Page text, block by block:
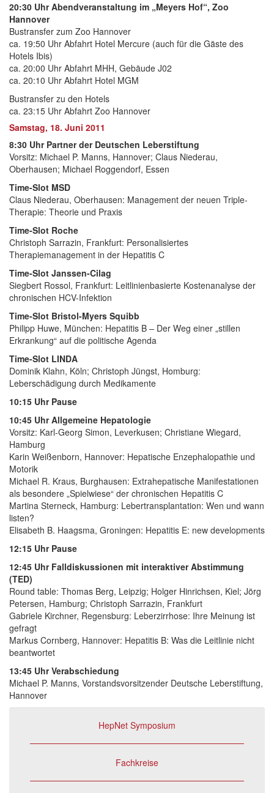
20:30 Uhr Abendveranstaltung im „Meyers Hof“, Zoo
Hannover
Bustransfer zum Zoo Hannover
ca. 19:50 Uhr Abfahrt Hotel Mercure (auch für die Gäste des
Hotels Ibis)
ca. 20:00 Uhr Abfahrt MHH, Gebäude J02
ca. 20:10 Uhr Abfahrt Hotel MGM
Bustransfer zu den Hotels
ca. 23:15 Uhr Abfahrt Zoo Hannover
Samstag, 18. Juni 2011
8:30 Uhr Partner der Deutschen Leberstiftung
Vorsitz: Michael P. Manns, Hannover; Claus Niederau,
Oberhausen; Michael Roggendorf, Essen
Time-Slot MSD
Claus Niederau, Oberhausen: Management der neuen Triple-
Therapie: Theorie und Praxis
Time-Slot Roche
Christoph Sarrazin, Frankfurt: Personalisiertes
Therapiemanagement in der Hepatitis C
Time-Slot Janssen-Cilag
Siegbert Rossol, Frankfurt: Leitlinienbasierte Kostenanalyse der
chronischen HCV-Infektion
Time-Slot Bristol-Myers Squibb
Philipp Huwe, München: Hepatitis B – Der Weg einer „stillen
Erkrankung“ auf die politische Agenda
Time-Slot LINDA
Dominik Klahn, Köln; Christoph Jüngst, Homburg:
Leberschädigung durch Medikamente
10:15 Uhr Pause
10:45 Uhr Allgemeine Hepatologie
Vorsitz: Karl-Georg Simon, Leverkusen; Christiane Wiegard,
Hamburg
Karin Weißenborn, Hannover: Hepatische Enzephalopathie und
Motorik
Michael R. Kraus, Burghausen: Extrahepatische Manifestationen
als besondere „Spielwiese“ der chronischen Hepatitis C
Martina Sterneck, Hamburg: Lebertransplantation: Wen und wann
listen?
Elisabeth B. Haagsma, Groningen: Hepatitis E: new developments
12:15 Uhr Pause
12:45 Uhr Falldiskussionen mit interaktiver Abstimmung
(TED)
Round table: Thomas Berg, Leipzig; Holger Hinrichsen, Kiel; Jörg
Petersen, Hamburg; Christoph Sarrazin, Frankfurt
Gabriele Kirchner, Regensburg: Leberzirrhose: Ihre Meinung ist
gefragt
Markus Cornberg, Hannover: Hepatitis B: Was die Leitlinie nicht
beantwortet
13:45 Uhr Verabschiedung
Michael P. Manns, Vorstandsvorsitzender Deutsche Leberstiftung,
Hannover
HepNet Symposium
Fachkreise